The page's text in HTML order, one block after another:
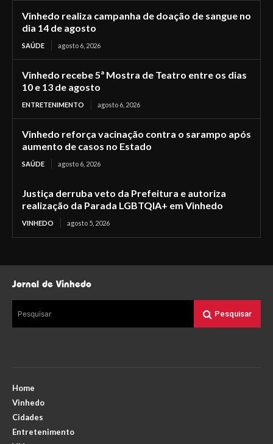
Vinhedo realiza campanha de doação de sangue no
dia 14 de agosto
SAÚDE agosto 6, 2026
Vinhedo recebe 5ª Mostra de Teatro entre os dias
10 e 13 de agosto
ENTRETENIMENTO agosto 6, 2026
Vinhedo reforça vacinação contra o sarampo após
aumento de casos no Estado
SAÚDE agosto 6, 2026
Justiça derruba veto da Prefeitura e autoriza
realização da Parada LGBTQIA+ em Vinhedo
VINHEDO agosto 5, 2026
Jornal de Vinhedo
Pesquisar Pesquisar
Home
Vinhedo
Cidades
Entretenimento